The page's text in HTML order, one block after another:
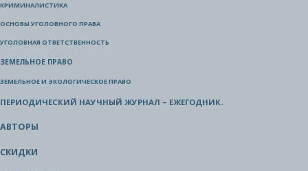
КРИМИНАЛИСТИКА
ОСНОВЫ УГОЛОВНОГО ПРАВА
УГОЛОВНАЯ ОТВЕТСТВЕННОСТЬ
ЗЕМЕЛЬНОЕ ПРАВО
ЗЕМЕЛЬНОЕ И ЭКОЛОГИЧЕСКОЕ ПРАВО
ПЕРИОДИЧЕСКИЙ НАУЧНЫЙ ЖУРНАЛ – ЕЖЕГОДНИК.
АВТОРЫ
СКИДКИ